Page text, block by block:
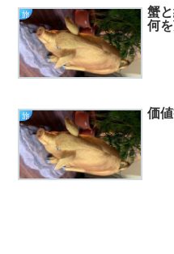
旅
蟹
何
旅 価